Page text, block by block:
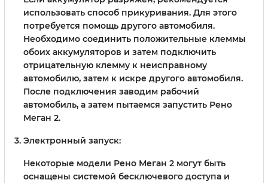
использовать способ прикуривания. Для этого
потребуется помощь другого автомобиля.
Необходимо соединить положительные клеммы
обоих аккумуляторов и затем подключить
отрицательную клемму к неисправному
автомобилю, затем к искре другого автомобиля.
После подключения заводим рабочий
автомобиль, а затем пытаемся запустить Рено
Меган 2.
Электронный запуск:
Некоторые модели Рено Меган 2 могут быть
оснащены системой бесключевого доступа и